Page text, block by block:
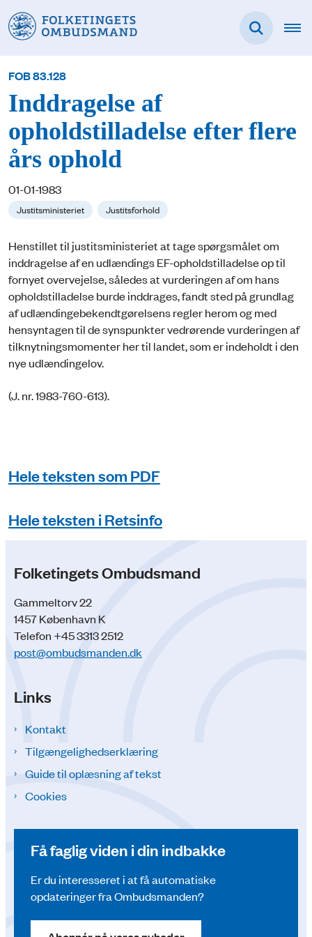
FOB 83.128
Inddragelse af
opholdstilladelse efter flere
års ophold
01-01-1983
Justitsministeriet Justitsforhold
Henstillet til justitsministeriet at tage spørgsmålet om
inddragelse af en udlændings EF-opholdstilladelse op til
fornyet overvejelse, således at vurderingen af om hans
opholdstilladelse burde inddrages, fandt sted på grundlag
af udlændingebekendtgørelsens regler herom og med
hensyntagen til de synspunkter vedrørende vurderingen af
tilknytningsmomenter her til landet, som er indeholdt i den
nye udlændingelov.
(J. nr. 1983-760-613).
Hele teksten som PDF
Hele teksten i Retsinfo
Folketingets Ombudsmand
Gammeltorv 22
1457 København K
Telefon +45 3313 2512
post@ombudsmanden.dk
Links
Kontakt
Tilgængelighedserklæring
Guide til oplæsning af tekst
Cookies
Få faglig viden i din indbakke
Er du interesseret i at få automatiske
opdateringer fra Ombudsmanden?